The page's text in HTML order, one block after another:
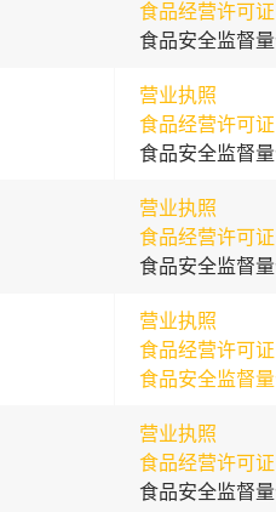
食品经营许可证
食品安全监督
营业执照
食品经营许可证
食品安全监督
营业执照
食品经营许可证
食品安全监督
营业执照
食品经营许可证
食品安全监督
营业执照
食品经营许可证
食品安全监督